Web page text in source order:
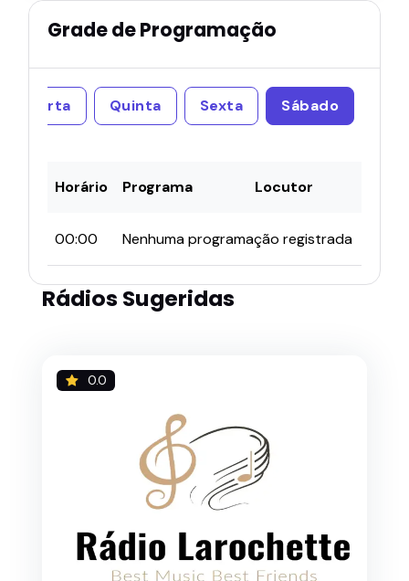
Grade de Programação
Quarta Quinta Sexta Sábado
Horário Programa Locutor
00:00 Nenhuma programação registrada
Rádios Sugeridas
0.0